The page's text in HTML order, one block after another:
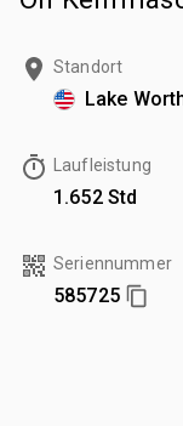
Standort
Lake
Laufleistung
1.652 Std
Seriennummer
585725